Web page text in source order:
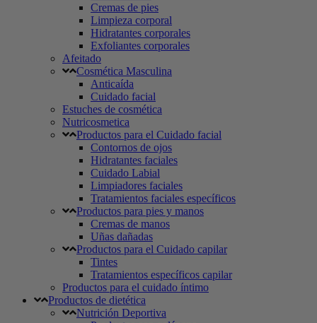
Cremas de pies
Limpieza corporal
Hidratantes corporales
Exfoliantes corporales
Afeitado
Cosmética Masculina
Anticaída
Cuidado facial
Estuches de cosmética
Nutricosmetica
Productos para el Cuidado facial
Contornos de ojos
Hidratantes faciales
Cuidado Labial
Limpiadores faciales
Tratamientos faciales específicos
Productos para pies y manos
Cremas de manos
Uñas dañadas
Productos para el Cuidado capilar
Tintes
Tratamientos específicos capilar
Productos para el cuidado íntimo
Productos de dietética
Nutrición Deportiva